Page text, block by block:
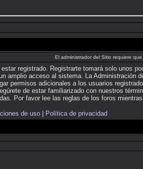
El administrador del Sitio requiere
registrado. Registrarte tomará solo unos
amplio acceso al sistema. La Administración
permisos adicionales a los usuarios
de estar familiarizado con nuestros
Por favor lee las reglas de los foros mientras
de uso| Política de privacidad